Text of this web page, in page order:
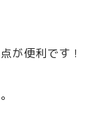
が便利です！